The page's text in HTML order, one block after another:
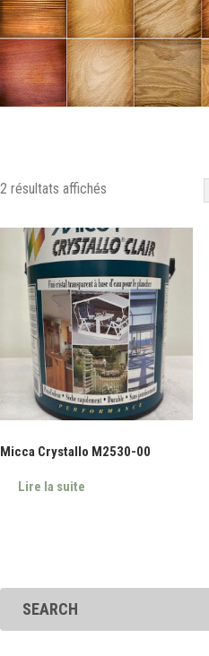
2 résultats affichés
Micca Crystallo M2530-00
Lire la suite
SEARCH